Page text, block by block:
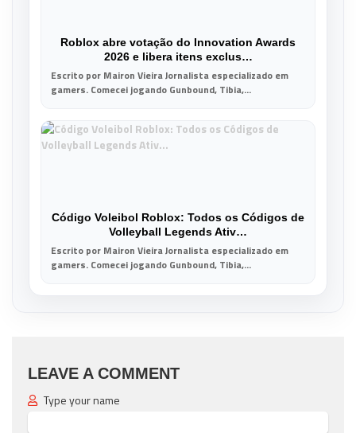
Roblox abre votação do Innovation Awards
2026 e libera itens exclus…
Escrito por Mairon Vieira Jornalista especializado em
gamers. Comecei jogando Gunbound, Tibia,...
Código Voleibol Roblox: Todos os Códigos de
Volleyball Legends Ativ…
Escrito por Mairon Vieira Jornalista especializado em
gamers. Comecei jogando Gunbound, Tibia,...
LEAVE A COMMENT
Type your name